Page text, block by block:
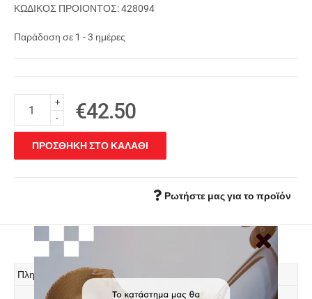
ΚΩΔΙΚΟΣ ΠΡΟΙΟΝΤΟΣ: 428094
Παράδοση σε 1 - 3 ημέρες
+
-
€42.50
ΠΡΟΣΘΗΚΗ ΣΤΟ ΚΑΛΑΘΙ
Ρωτήστε μας για το προϊόν
Πληροφορίες